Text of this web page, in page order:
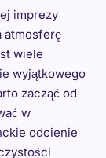
imprezy
atmosferę
wiele
wyjątkowego
zacząć od
w
odcienie